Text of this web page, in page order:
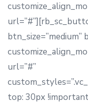
url=”#”
top: 30px